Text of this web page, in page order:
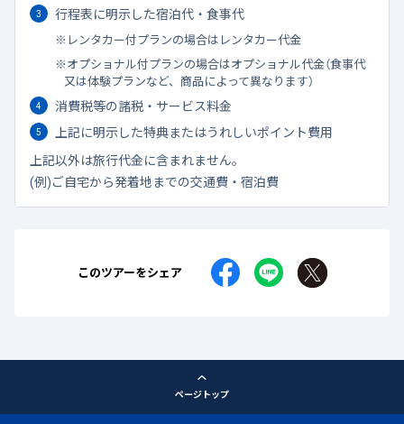
行程表に明示した宿泊代・食事代
レンタカー付プランの場合はレンタカー代金
オプショナル付プランの場合はオプショナル代金（食事代
又は体験プランなど、商品によって異なります）
消費税等の諸税・サービス料金
上記に明示した特典またはうれしいポイント費用
上記以外は旅行代金に含まれません。
(例)ご自宅から発着地までの交通費・宿泊費
このツアーをシェア
ページトップ